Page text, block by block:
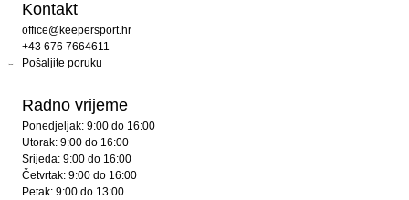
Kontakt
office@keepersport.hr
+43 676 7664611
Pošaljite poruku
Radno vrijeme
Ponedjeljak: 9:00 do 16:00
Utorak: 9:00 do 16:00
Srijeda: 9:00 do 16:00
Četvrtak: 9:00 do 16:00
Petak: 9:00 do 13:00